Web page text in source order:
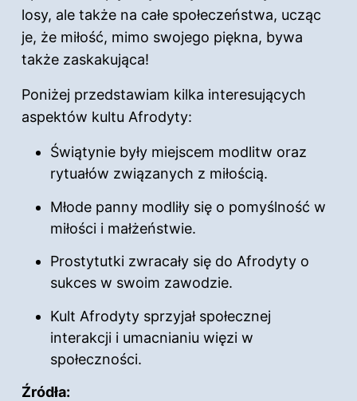
losy, ale także na całe społeczeństwa, ucząc
je, że miłość, mimo swojego piękna, bywa
także zaskakująca!
Poniżej przedstawiam kilka interesujących
aspektów kultu Afrodyty:
Świątynie były miejscem modlitw oraz
rytuałów związanych z miłością.
Młode panny modliły się o pomyślność w
miłości i małżeństwie.
Prostytutki zwracały się do Afrodyty o
sukces w swoim zawodzie.
Kult Afrodyty sprzyjał społecznej
interakcji i umacnianiu więzi w
społeczności.
Źródła: